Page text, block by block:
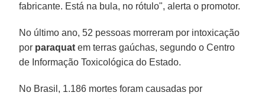
fabricante. Está na bula, no rótulo", alerta o promotor.
No último ano, 52 pessoas morreram por intoxicação
por paraquat em terras gaúchas, segundo o Centro
de Informação Toxicológica do Estado.
No Brasil, 1.186 mortes foram causadas por